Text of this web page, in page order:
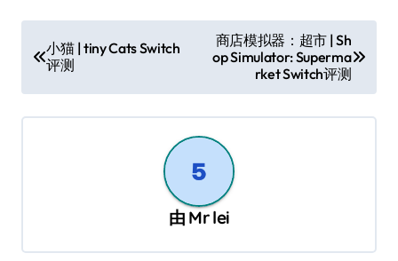
章
导
航
小猫 | tiny Cats Switch
评测
商店模拟器：超市 | Sh
op Simulator: Superma
rket Switch评测
由 Mr lei